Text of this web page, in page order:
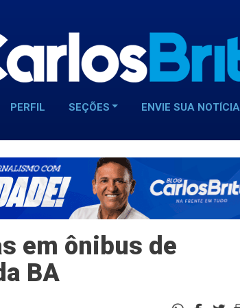
PERFIL SEÇÕES ENVIE SUA NOTÍCIA
em ônibus de
BA